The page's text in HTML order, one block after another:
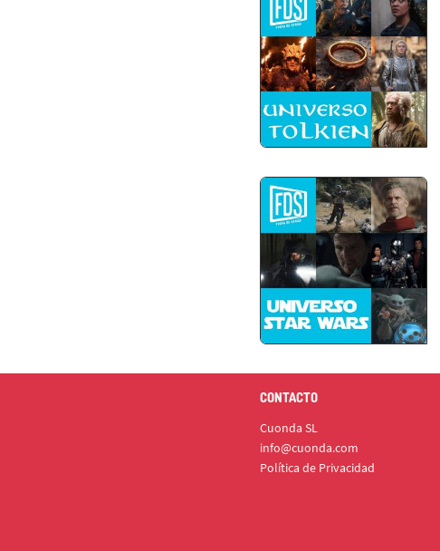
CONTACTO
Cuonda SL
info@cuonda.com
Política de Privacidad